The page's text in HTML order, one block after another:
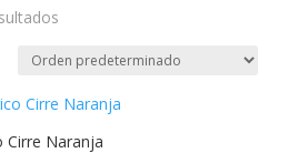
Cirre Naranja